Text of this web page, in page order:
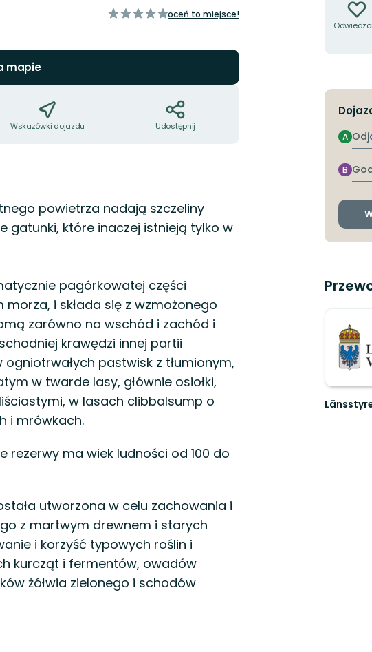
z
oceń to miejsce!
mapie
Wskazówki dojazdu Udostępnij
powietrza nadają szczeliny
gatunki, które inaczej istnieją tylko w
pagórkowatej części
i składa się z wzmożonego
zarówno na wschód i zachód i
krawędzi innej partii
pastwisk z tłumionym,
w twarde lasy, głównie osiołki,
w lasach clibbalsump o
i mrówkach.
ma wiek ludności od 100 do
utworzona w celu zachowania i
z martwym drewnem i starych
i korzyść typowych roślin i
kurcząt i fermentów, owadów
żółwia zielonego i schodów
A
B